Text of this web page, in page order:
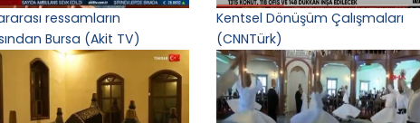
ressamların
Bursa (Akit TV)
Kentsel Dönüşüm Çalışmaları
(CNNTürk)